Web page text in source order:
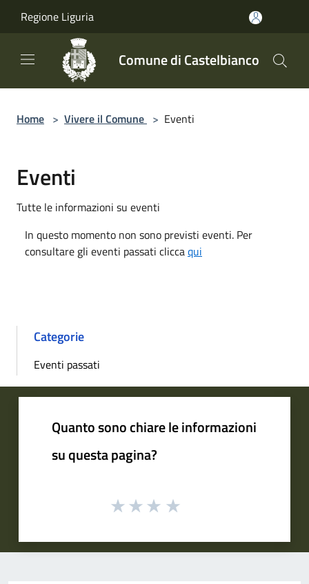
Regione Liguria
Comune di Castelbianco
Home > Vivere il Comune > Eventi
Eventi
Tutte le informazioni su eventi
In questo momento non sono previsti eventi. Per
consultare gli eventi passati cliccaqui
Categorie
Eventi passati
Quanto sono chiare le informazioni
su questa pagina?